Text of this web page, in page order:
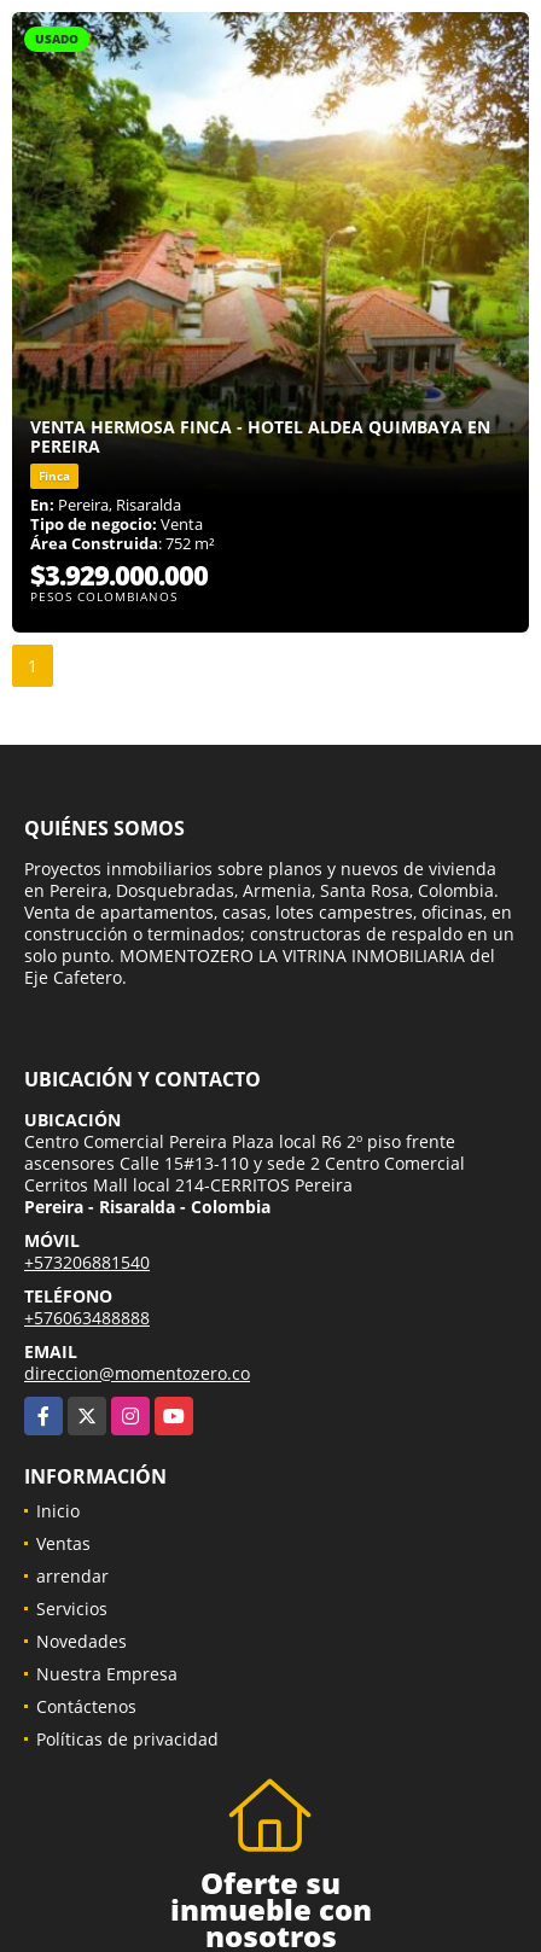
USADO
VENTA HERMOSA FINCA - HOTEL ALDEA QUIMBAYA EN
PEREIRA
Finca
En: Pereira, Risaralda
Tipo de negocio: Venta
Área Construida: 752 m²
$3.929.000.000
PESOS COLOMBIANOS
1
QUIÉNES SOMOS
Proyectos inmobiliarios sobre planos y nuevos de vivienda
en Pereira, Dosquebradas, Armenia, Santa Rosa, Colombia.
Venta de apartamentos, casas, lotes campestres, oficinas, en
construcción o terminados; constructoras de respaldo en un
solo punto. MOMENTOZERO LA VITRINA INMOBILIARIA del
Eje Cafetero.
UBICACIÓN Y CONTACTO
UBICACIÓN
Centro Comercial Pereira Plaza local R6 2º piso frente
ascensores Calle 15#13-110 y sede 2 Centro Comercial
Cerritos Mall local 214-CERRITOS Pereira
Pereira - Risaralda - Colombia
MÓVIL
+573206881540
TELÉFONO
+576063488888
EMAIL
direccion@momentozero.co
Facebook
InstagramYouTube
INFORMACIÓN
Inicio
Ventas
arrendar
Servicios
Novedades
Nuestra Empresa
Contáctenos
Políticas de privacidad
Oferte su
inmueble con
nosotros